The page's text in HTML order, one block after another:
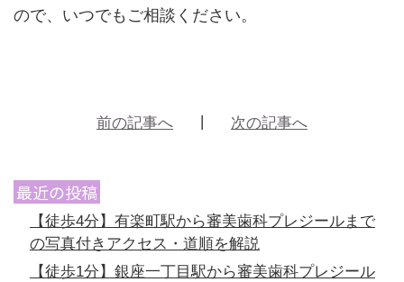
ので、いつでもご相談ください。
前の記事へ 次の記事へ
最近の投稿
【徒歩4分】有楽町駅から審美歯科プレジールまで
の写真付きアクセス・道順を解説
【徒歩1分】銀座一丁目駅から審美歯科プレジール